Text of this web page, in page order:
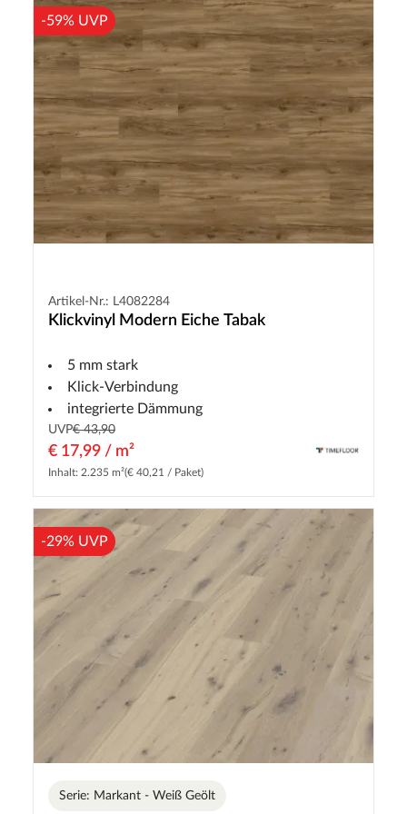
-59% UVP
Artikel-Nr.: L4082284
Klickvinyl Modern Eiche Tabak
5 mm stark
Klick-Verbindung
integrierte Dämmung
UVP€ 43,90
€ 17,99 / m²
Inhalt: 2.235 m²(€ 40,21 / Paket)
-29% UVP
Serie: Markant - Weiß Geölt